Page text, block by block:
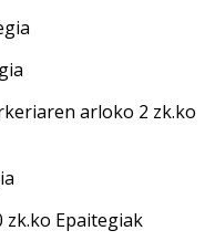
arloko 2 zk.ko
Epaitegiak